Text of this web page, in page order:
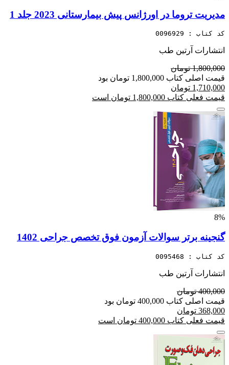
مدیریت تروما در اورژانس پیش بیمارستانی 2023 جلد 1
کد کتاب : 0096929
انتشارات آرتین طب
1,800,000 تومان
قیمت اصلی کتاب 1,800,000 تومان بود
1,710,000 تومان
قیمت فعلی کتاب 1,800,000 تومان است
8%
گنجینه برتر سوالات آزمون فوق تخصص جراحی 1402
کد کتاب : 0095468
انتشارات آرتین طب
400,000 تومان
قیمت اصلی کتاب 400,000 تومان بود
368,000 تومان
قیمت فعلی کتاب 400,000 تومان است